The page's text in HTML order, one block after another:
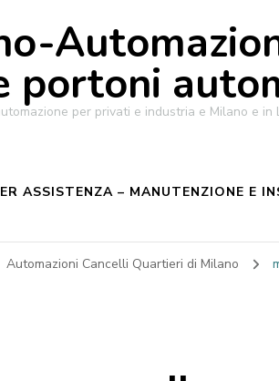
portoni
per privati e industria e Milano e
ASSISTENZA – MANUTENZIONE E
Automazioni Cancelli Quartieri di Milano